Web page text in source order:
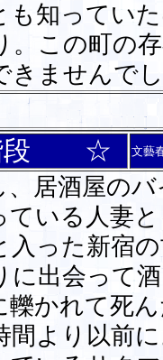
も知ってい
。この町の
きませんで
階段 ☆ 文藝
居酒屋の
ている人妻
入った新宿
に出会って
轢かれて死
間より以前